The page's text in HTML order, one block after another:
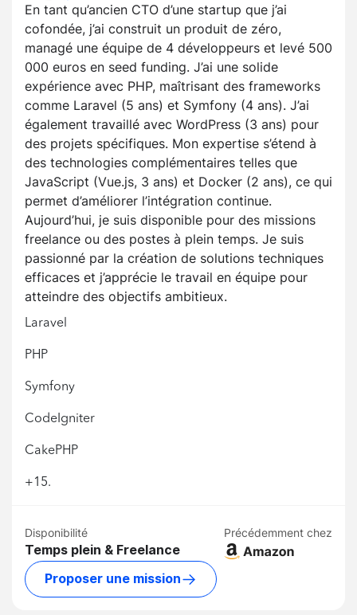
En tant qu’ancien CTO d’une startup que j’ai
cofondée, j’ai construit un produit de zéro,
managé une équipe de 4 développeurs et levé 500
000 euros en seed funding. J’ai une solide
expérience avec PHP, maîtrisant des frameworks
comme Laravel (5 ans) et Symfony (4 ans). J’ai
également travaillé avec WordPress (3 ans) pour
des projets spécifiques. Mon expertise s’étend à
des technologies complémentaires telles que
JavaScript (Vue.js, 3 ans) et Docker (2 ans), ce qui
permet d’améliorer l’intégration continue.
Aujourd’hui, je suis disponible pour des missions
freelance ou des postes à plein temps. Je suis
passionné par la création de solutions techniques
efficaces et j’apprécie le travail en équipe pour
atteindre des objectifs ambitieux.
Laravel
PHP
Symfony
CodeIgniter
CakePHP
+15.
Disponibilité
Temps plein & Freelance
Précédemment chez
Proposer une mission